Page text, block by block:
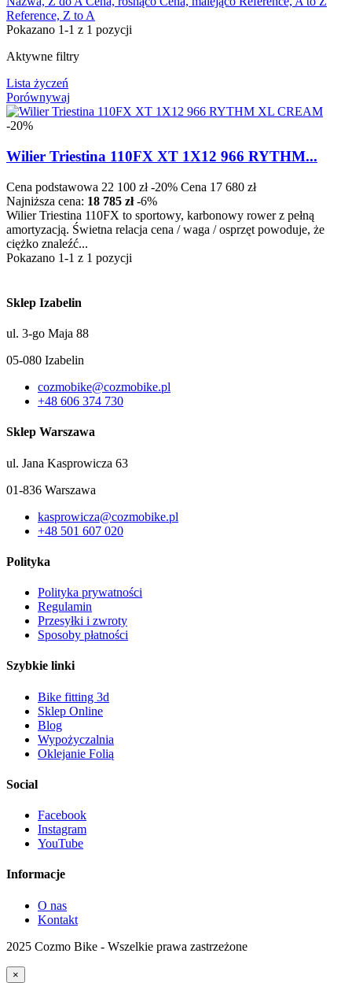
Reference, Z to A
Pokazano 1-1 z 1 pozycji
Aktywne filtry
Lista życzeń
Porównywaj
-20%
Wilier Triestina 110FX XT 1X12 966 RYTHM...
Cena podstawowa 22 100 zł -20% Cena 17 680 zł
Najniższa cena: 18 785 zł -6%
Wilier Triestina 110FX to sportowy, karbonowy rower z pełną
amortyzacją. Świetna relacja cena / waga / osprzęt powoduje, że
ciężko znaleźć...
Pokazano 1-1 z 1 pozycji
Sklep Izabelin
ul. 3-go Maja 88
05-080 Izabelin
cozmobike@cozmobike.pl
+48 606 374 730
Sklep Warszawa
ul. Jana Kasprowicza 63
01-836 Warszawa
kasprowicza@cozmobike.pl
+48 501 607 020
Polityka
Polityka prywatności
Regulamin
Przesyłki i zwroty
Sposoby płatności
Szybkie linki
Bike fitting 3d
Sklep Online
Blog
Wypożyczalnia
Oklejanie Folią
Social
Facebook
Instagram
YouTube
Informacje
O nas
Kontakt
2025 Cozmo Bike - Wszelkie prawa zastrzeżone
×